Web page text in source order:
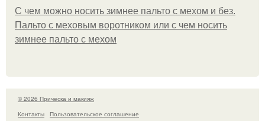
C чем можно носить зимнее пальто с мехом и без.
Пальто с меховым воротником или с чем носить
зимнее пальто с мехом
© 2026 Прическа и макияж
Контакты
Пользовательское соглашение